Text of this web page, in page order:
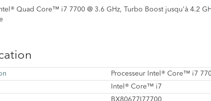
Quad Core™ i7 7700 @ 3.6 GHz, Turbo Boost jusqu'à 4.2
Processeur Intel® Core™ i7
Intel® Core™ i7
BX80677I77700